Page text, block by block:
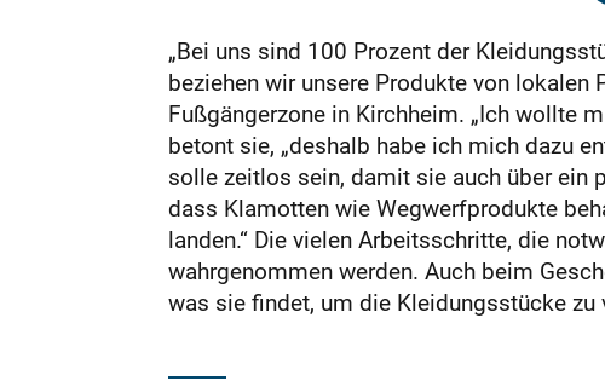
„Bei uns sind 100 Prozent der
beziehen wir unsere Produkte von lokalen
Fußgängerzone in Kirchheim. „Ich wollte
betont sie, „deshalb habe ich mich dazu
solle zeitlos sein, damit sie auch über ein
dass Klamotten wie Wegwerfprodukte
landen.“ Die vielen Arbeitsschritte, die
wahrgenommen werden. Auch beim
was sie findet, um die Kleidungsstücke zu